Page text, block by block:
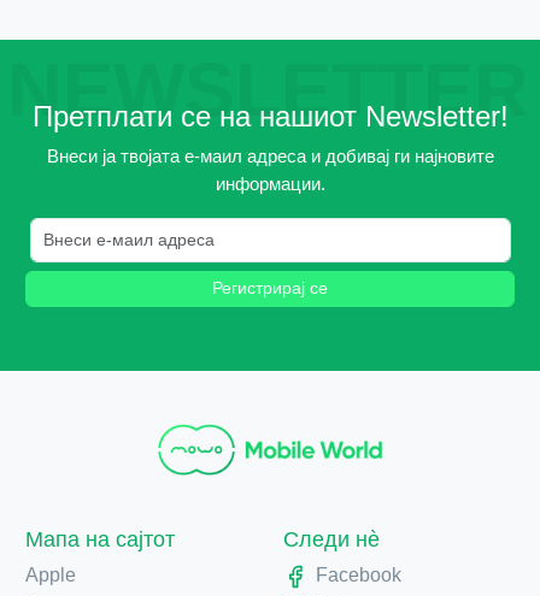
NEWSLETTER
Претплати се на нашиот Newsletter!
Внеси ја твојата е-маил адреса и добивај ги најновите
информации.
Регистрирај се
Мапа на сајтот
Apple
Следи нè
Facebook